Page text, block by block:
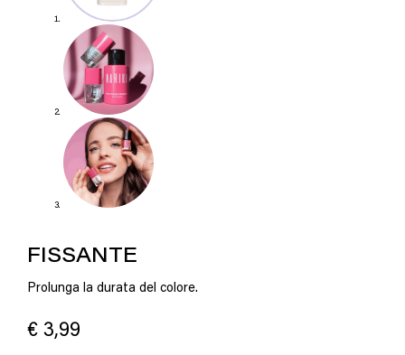
FISSANTE
Prolunga la durata del colore.
€ 3,99